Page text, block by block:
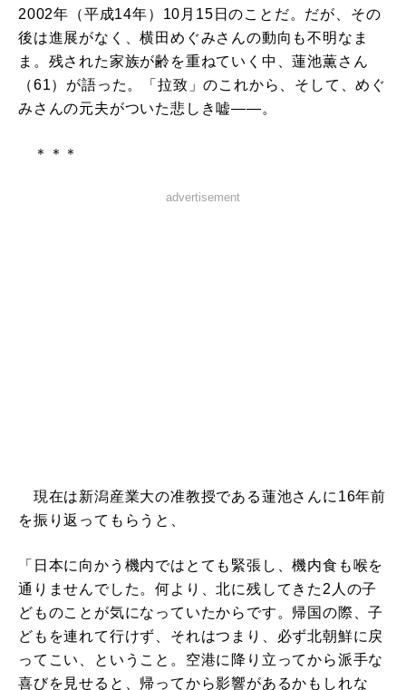
2002年（平成14年）10月15日のことだ。だが、その
後は進展がなく、横田めぐみさんの動向も不明なま
ま。残された家族が齢を重ねていく中、蓮池薫さん
（61）が語った。「拉致」のこれから、そして、めぐ
みさんの元夫がついた悲しき嘘――。
＊＊＊
advertisement
現在は新潟産業大の准教授である蓮池さんに16年前
を振り返ってもらうと、
「日本に向かう機内ではとても緊張し、機内食も喉を
通りませんでした。何より、北に残してきた2人の子
どものことが気になっていたからです。帰国の際、子
どもを連れて行けず、それはつまり、必ず北朝鮮に戻
ってこい、ということ。空港に降り立ってから派手な
喜びを見せると、帰ってから影響があるかもしれな